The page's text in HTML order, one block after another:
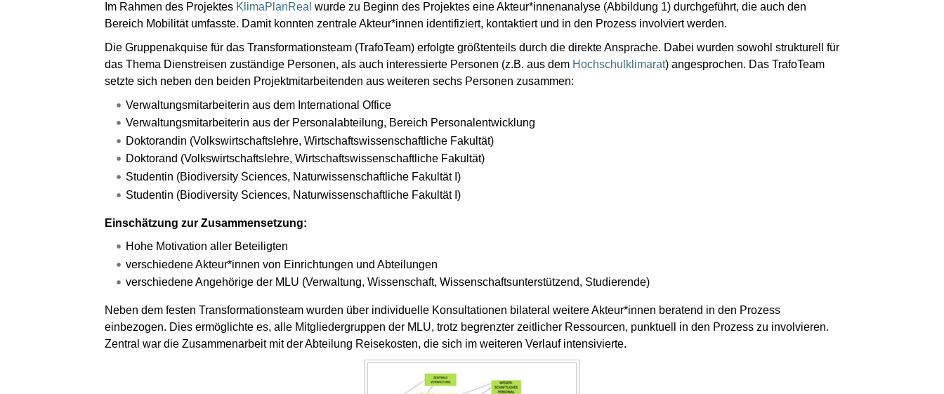
Im Rahmen des Projektes KlimaPlanReal wurde zu Beginn des Projektes eine Akteur*innenanalyse (Abbildung 1) durchgeführt, die auch den
Bereich Mobilität umfasste. Damit konnten zentrale Akteur*innen identifiziert, kontaktiert und in den Prozess involviert werden.
Die Gruppenakquise für das Transformationsteam (TrafoTeam) erfolgte größtenteils durch die direkte Ansprache. Dabei wurden sowohl strukturell für
das Thema Dienstreisen zuständige Personen, als auch interessierte Personen (z.B. aus dem Hochschulklimarat) angesprochen. Das TrafoTeam
setzte sich neben den beiden Projektmitarbeitenden aus weiteren sechs Personen zusammen:
Verwaltungsmitarbeiterin aus dem International Office
Verwaltungsmitarbeiterin aus der Personalabteilung, Bereich Personalentwicklung
Doktorandin (Volkswirtschaftslehre, Wirtschaftswissenschaftliche Fakultät)
Doktorand (Volkswirtschaftslehre, Wirtschaftswissenschaftliche Fakultät)
Studentin (Biodiversity Sciences, Naturwissenschaftliche Fakultät I)
Studentin (Biodiversity Sciences, Naturwissenschaftliche Fakultät I)
Einschätzung zur Zusammensetzung:
Hohe Motivation aller Beteiligten
verschiedene Akteur*innen von Einrichtungen und Abteilungen
verschiedene Angehörige der MLU (Verwaltung, Wissenschaft, Wissenschaftsunterstützend, Studierende)
Neben dem festen Transformationsteam wurden über individuelle Konsultationen bilateral weitere Akteur*innen beratend in den Prozess
einbezogen. Dies ermöglichte es, alle Mitgliedergruppen der MLU, trotz begrenzter zeitlicher Ressourcen, punktuell in den Prozess zu involvieren.
Zentral war die Zusammenarbeit mit der Abteilung Reisekosten, die sich im weiteren Verlauf intensivierte.